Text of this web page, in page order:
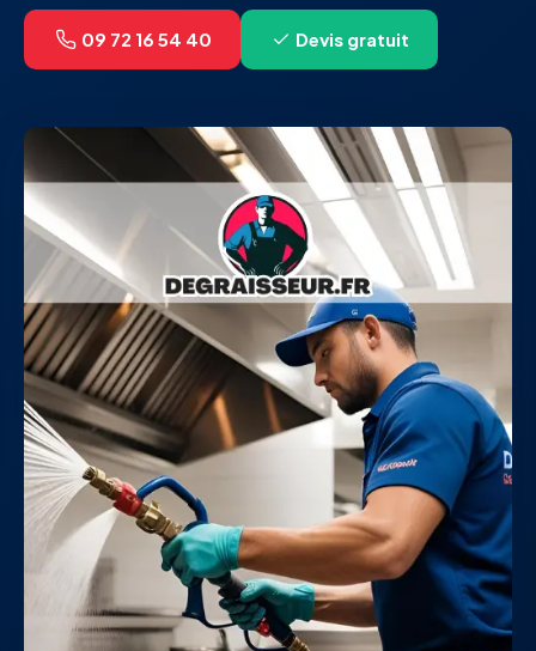
09 72 16 54 40 Devis gratuit